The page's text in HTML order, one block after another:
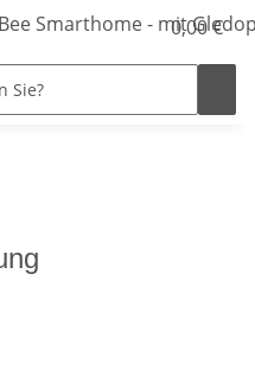
0,00 €